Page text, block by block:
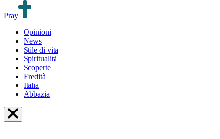
Pray
Opinioni
News
Stile di vita
Spiritualità
Scoperte
Eredità
Italia
Abbazia